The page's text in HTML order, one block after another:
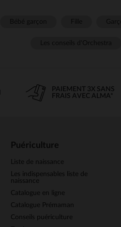
PAIEMENT 3X SANS
FRAIS AVEC ALMA*
Puériculture
Liste de naissance
Les indispensables liste de
naissance
Catalogue en ligne
Catalogue Prémaman
Conseils puériculture